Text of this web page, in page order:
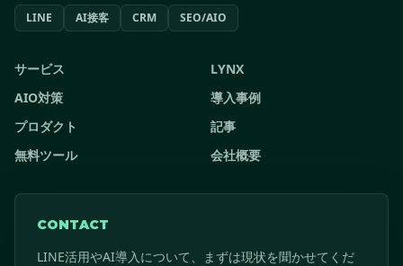
LINE AI接客 CRM SEO/AIO
サービス
LYNX
AIO対策
導入事例
プロダクト
記事
無料ツール
会社概要
CONTACT
LINE活用やAI導入について、まずは現状を聞かせてくだ